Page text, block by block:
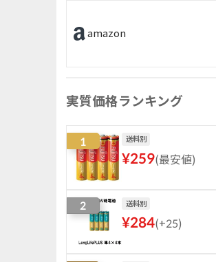
amazon
実質価格ランキング
1 送料別
¥259(最安値)
2 送料別
¥284(+25)